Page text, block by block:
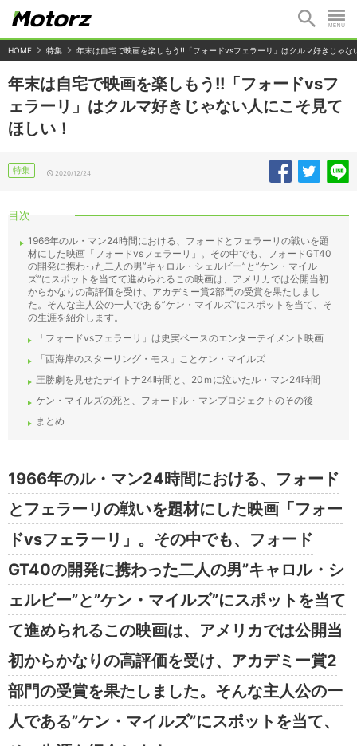
HOME 特集 年末は自宅で映画を楽しもう!!「フォードvsフェラーリ」はクルマ好きじゃな
年末は自宅で映画を楽しもう!!「フォードvsフ
ェラーリ」はクルマ好きじゃない人にこそ見て
ほしい！
特集 2020/12/24
目次
1966年のル・マン24時間における、フォードとフェラーリの戦いを題
材にした映画「フォードvsフェラーリ」。その中でも、フォードGT40
の開発に携わった二人の男”キャロル・シェルビー”と”ケン・マイル
ズ”にスポットを当てて進められるこの映画は、アメリカでは公開当初
からかなりの高評価を受け、アカデミー賞2部門の受賞を果たしまし
た。そんな主人公の一人である”ケン・マイルズ”にスポットを当て、そ
の生涯を紹介します。
「フォードvsフェラーリ」は史実ベースのエンターテイメント映画
「西海岸のスターリング・モス」ことケン・マイルズ
圧勝劇を見せたデイトナ24時間と、20ｍに泣いたル・マン24時間
ケン・マイルズの死と、フォードル・マンプロジェクトのその後
まとめ
1966年のル・マン24時間における、フォード
とフェラーリの戦いを題材にした映画「フォー
ドvsフェラーリ」。その中でも、フォード
GT40の開発に携わった二人の男”キャロル・シ
ェルビー”と”ケン・マイルズ”にスポットを当て
て進められるこの映画は、アメリカでは公開当
初からかなりの高評価を受け、アカデミー賞2
部門の受賞を果たしました。そんな主人公の一
人である”ケン・マイルズ”にスポットを当て、